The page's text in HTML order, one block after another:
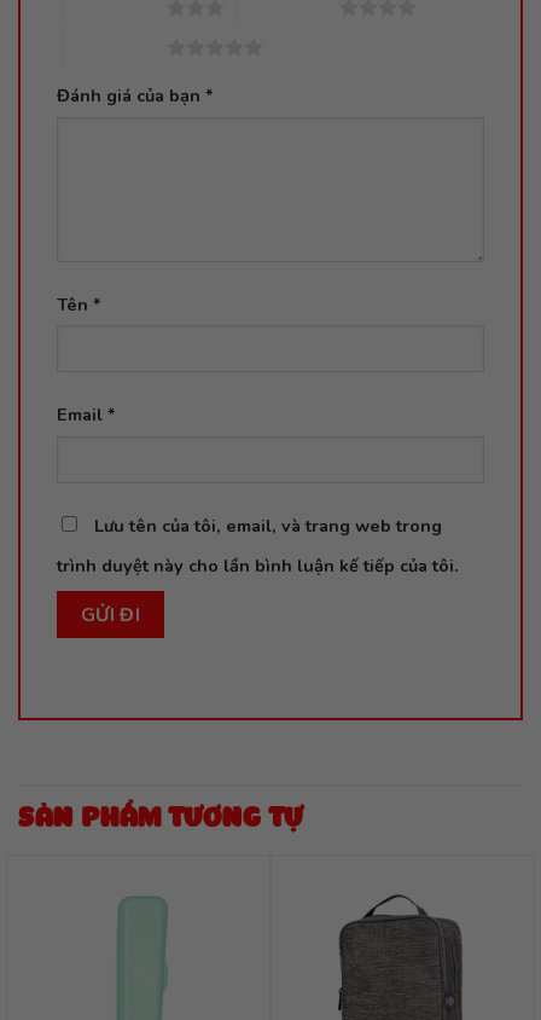
Đánh giá của bạn *
Tên *
Email *
Lưu tên của tôi, email, và trang web trong
trình duyệt này cho lần bình luận kế tiếp của tôi.
SẢN PHẨM TƯƠNG TỰ